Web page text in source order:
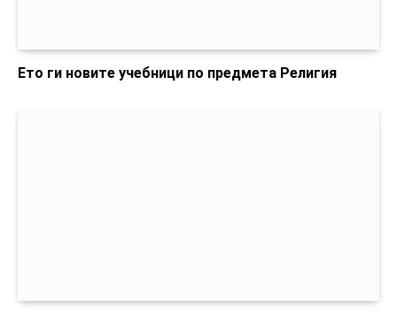
Ето ги новите учебници по предмета Религия